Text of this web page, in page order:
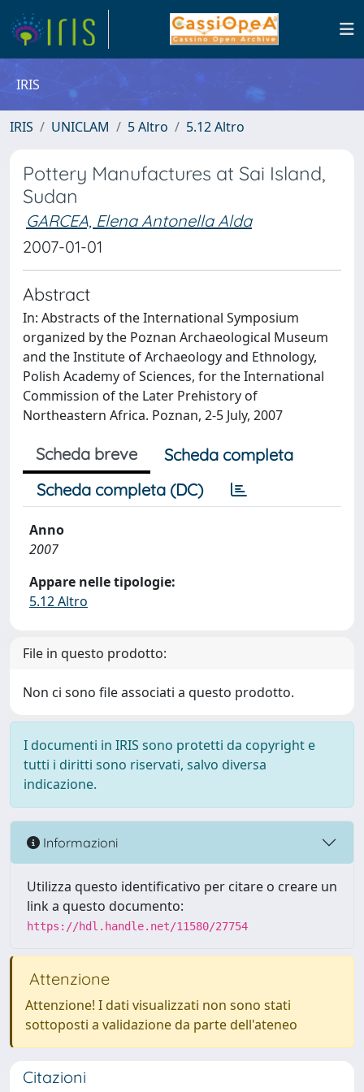
IRIS
IRIS UNICLAM 5 Altro 5.12 Altro
Pottery Manufactures at Sai Island,
Sudan
GARCEA, Elena Antonella Alda
2007-01-01
Abstract
In: Abstracts of the International Symposium
organized by the Poznan Archaeological Museum
and the Institute of Archaeology and Ethnology,
Polish Academy of Sciences, for the International
Commission of the Later Prehistory of
Northeastern Africa. Poznan, 2-5 July, 2007
Scheda breve
Scheda completa
Scheda completa (DC)
Anno
2007
Appare nelle tipologie:
5.12 Altro
File in questo prodotto:
Non ci sono file associati a questo prodotto.
I documenti in IRIS sono protetti da copyright e
tutti i diritti sono riservati, salvo diversa
indicazione.
Informazioni
Utilizza questo identificativo per citare o creare un
link a questo documento:
https://hdl.handle.net/11580/27754
Attenzione
Attenzione! I dati visualizzati non sono stati
sottoposti a validazione da parte dell'ateneo
Citazioni